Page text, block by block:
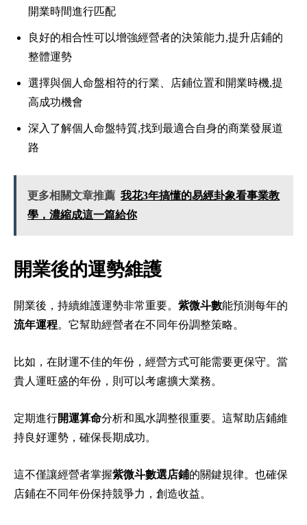
開業時間進行匹配
良好的相合性可以增強經營者的決策能力,提升店鋪的
整體運勢
選擇與個人命盤相符的行業、店鋪位置和開業時機,提
高成功機會
深入了解個人命盤特質,找到最適合自身的商業發展道
路
更多相關文章推薦 我花3年搞懂的易經卦象看事業教
學，濃縮成這一篇給你
開業後的運勢維護
開業後，持續維護運勢非常重要。 紫微斗數能預測每年的
流年運程。它幫助經營者在不同年份調整策略。
比如，在財運不佳的年份，經營方式可能需要更保守。當
貴人運旺盛的年份，則可以考慮擴大業務。
定期進行開運算命分析和風水調整很重要。這幫助店鋪維
持良好運勢，確保長期成功。
這不僅讓經營者掌握紫微斗數選店鋪的關鍵規律。也確保
店鋪在不同年份保持競爭力，創造收益。